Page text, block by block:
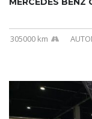
305000 km